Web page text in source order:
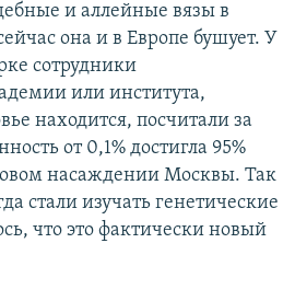
и аллейные вязы в
она и в Европе бушует. У
сотрудники
или института,
находится, посчитали за
от 0,1% достигла 95%
насаждении Москвы. Так
стали изучать генетические
что это фактически новый